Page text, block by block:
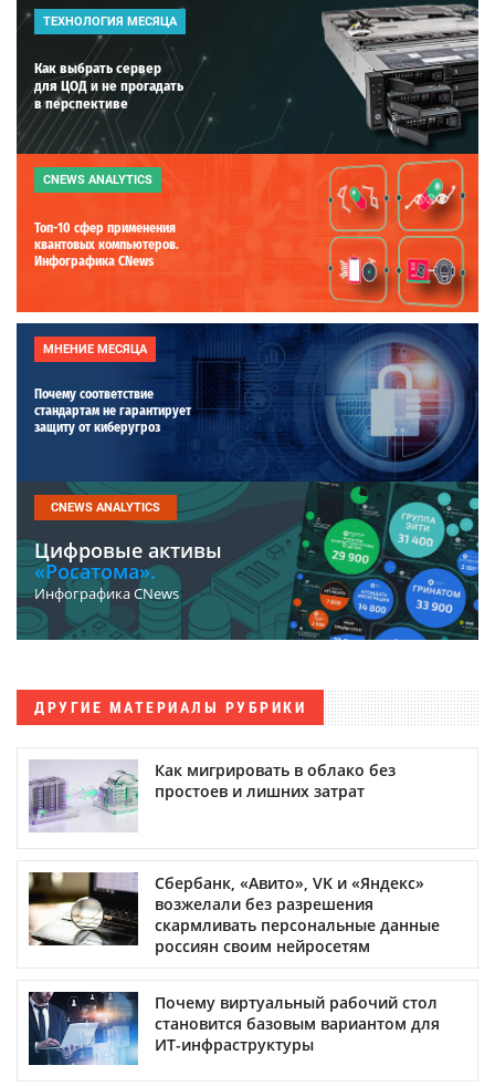
ТЕХНОЛОГИЯ МЕСЯЦА
Как выбрать сервер
для ЦОД и не прогадать
в перспективе
CNEWS ANALYTICS
Топ-10 сфер применения
квантовых компьютеров.
Инфографика CNews
МНЕНИЕ МЕСЯЦА
Почему соответствие
стандартам не гарантирует
защиту от киберугроз
CNEWS ANALYTICS
Цифровые активы
«Росатома».
Инфографика CNews
ДРУГИЕ МАТЕРИАЛЫ РУБРИКИ
Как мигрировать в облако без
простоев и лишних затрат
Сбербанк, «Авито», VK и «Яндекс»
возжелали без разрешения
скармливать персональные данные
россиян своим нейросетям
Почему виртуальный рабочий стол
становится базовым вариантом для
ИТ-инфраструктуры